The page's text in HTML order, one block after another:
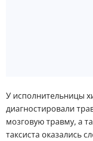
У исполнительницы
диагностировали
мозговую травму, а
таксиста оказались